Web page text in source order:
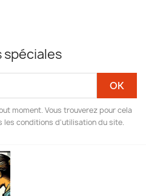
spéciales
moment. Vous trouverez pour cela
les conditions d'utilisation du site.